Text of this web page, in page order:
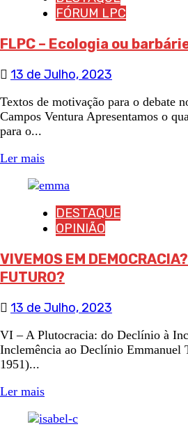
FÓRUM LPC
FLPC – Ecologia ou
13 de Julho, 2023
Textos de motivação para o debate
Campos Ventura Apresentamos o
para o...
Ler mais
DESTAQUE
OPINIÃO
VIVEMOS EM
FUTURO?
13 de Julho, 2023
VI – A Plutocracia: do Declínio à
Inclemência ao Declínio Emmanuel
1951)...
Ler mais